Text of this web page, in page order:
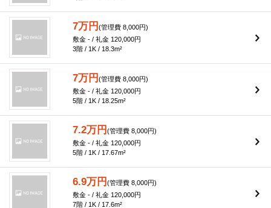
7万円 (管理費 8,000円)
敷金 - / 礼金 120,000円
3階 / 1K / 18.3m²
7万円 (管理費 8,000円)
敷金 - / 礼金 120,000円
5階 / 1K / 18.25m²
7.2万円 (管理費 8,000円)
敷金 - / 礼金 120,000円
5階 / 1K / 17.67m²
6.9万円 (管理費 8,000円)
敷金 - / 礼金 120,000円
7階 / 1K / 17.6m²